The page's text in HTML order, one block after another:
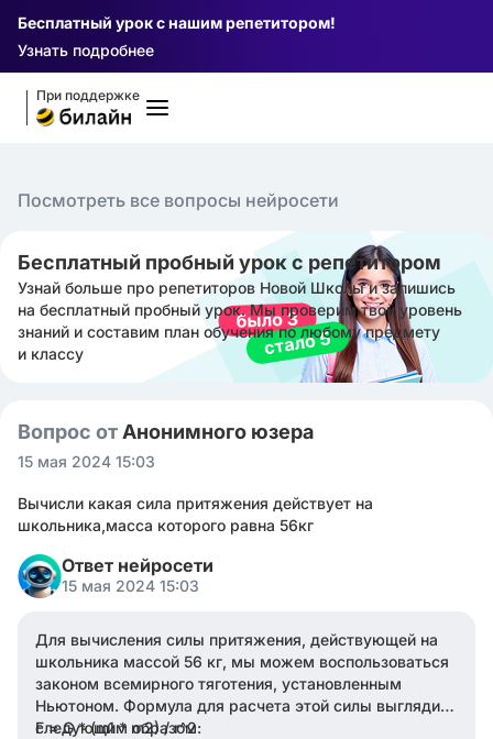
Бесплатный урок с нашим репетитором!
Узнать подробнее
При поддержке
Посмотреть все вопросы нейросети
Бесплатный пробный урок с репетитором
Узнай больше про репетиторов Новой Школы и запишись
на бесплатный пробный урок. Мы проверим твой уровень
знаний и составим план обучения по любому предмету
и классу
Вопрос от Анонимного юзера
15 мая 2024 15:03
Вычисли какая сила притяжения действует на
школьника,масса которого равна 56кг
Ответ нейросети
15 мая 2024 15:03
Для вычисления силы притяжения, действующей на
школьника массой 56 кг, мы можем воспользоваться
законом всемирного тяготения, установленным
Ньютоном. Формула для расчета этой силы выглядит
следующим образом:
F = G * (m1 * m2) / r^2